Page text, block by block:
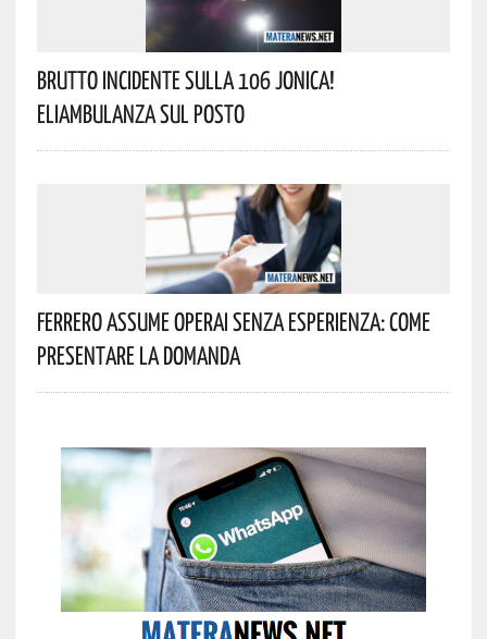
Brutto Incidente Sulla 106 Jonica!
Eliambulanza Sul Posto
Ferrero Assume Operai Senza Esperienza: Come
Presentare La Domanda